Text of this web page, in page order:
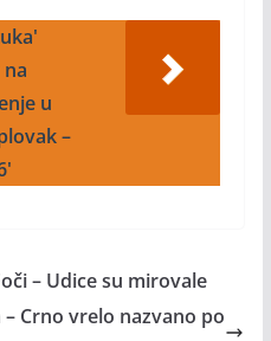
u
–
– Udice su mirovale
Crno vrelo nazvano po